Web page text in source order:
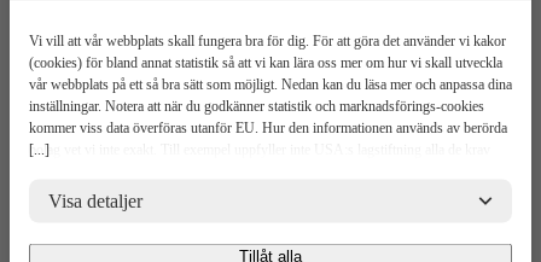
[...]
Vi vill att vår webbplats skall fungera bra för dig. För att göra det använder vi kakor
(cookies) för bland annat statistik så att vi kan lära oss mer om hur vi skall utveckla
vår webbplats på ett så bra sätt som möjligt. Nedan kan du läsa mer och anpassa dina
inställningar. Notera att när du godkänner statistik och marknadsförings-cookies
kommer viss data överföras utanför EU. Hur den informationen används av berörda
bolag vet vi inte exakt. Till exempel uppfyller inte USA:s lagstiftning alla de krav
risker för dina personuppgifter. De berörda bolagen måste lämna över uppgifter till
brottsbekämpande myndigheter i USA om de får en sådan begäran. Det kan dock
gällande eventuella personuppgifter som de brottsbekämpande myndigheterna har
Visa detaljer
Tillåt alla
Spik Mer information
Senco FZV Diamantspets
Varmförzinkas
34°